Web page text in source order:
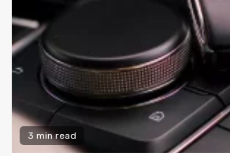
3 min read